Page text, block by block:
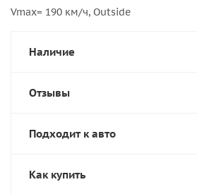
Vmax= 190 км/ч, Outside
Наличие
Отзывы
Подходит к авто
Как купить